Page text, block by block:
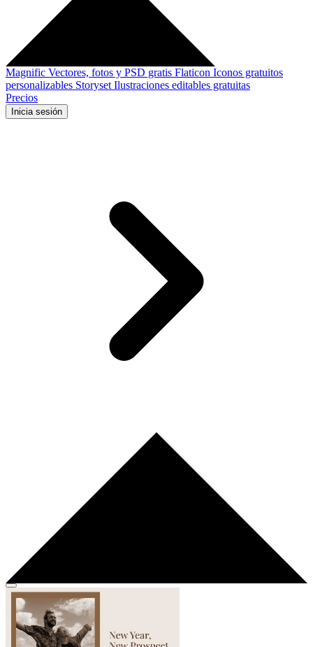
Magnific Vectores, fotos y PSD gratis Flaticon Iconos gratuitos
personalizables Storyset Ilustraciones editables gratuitas
Precios
Inicia sesión